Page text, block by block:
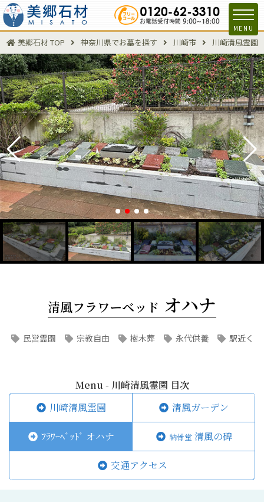
MENU
美郷石材 TOP 神奈川県でお墓を探す 川崎市 川崎清風霊園
清風フラワーベッド オハナ
民営霊園 宗教自由 樹木葬 永代供養 駅近く
Menu - 川崎清風霊園 目次
川崎清風霊園
清風ガーデン
ﾌﾗﾜｰﾍﾞｯﾄﾞ オハナ 納骨堂 清風の碑
交通アクセス